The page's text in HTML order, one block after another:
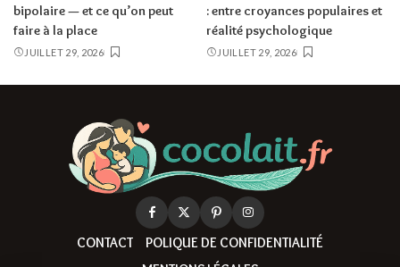
bipolaire — et ce qu’on peut
faire à la place
JUILLET 29, 2026
: entre croyances populaires et
réalité psychologique
JUILLET 29, 2026
CONTACT
POLIQUE DE CONFIDENTIALITÉ